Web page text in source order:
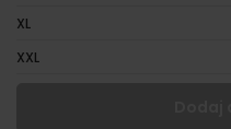
XL
XXL